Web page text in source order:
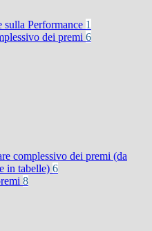
sulla Performance 1
dei premi 6
complessivo dei premi (da
in tabelle) 6
8